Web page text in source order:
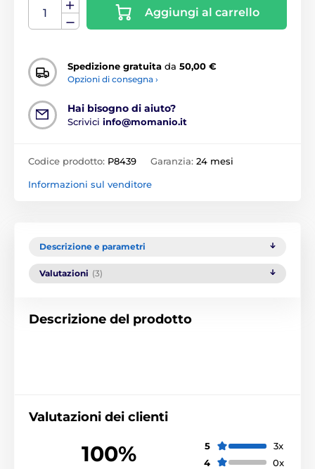
Aggiungi al carrello
Spedizione gratuita da 50,00 €
Opzioni di consegna ›
Hai bisogno di aiuto?
Scrivici info@momanio.it
Codice prodotto: P8439 Garanzia: 24 mesi
Informazioni sul venditore
Descrizione e parametri
Valutazioni (3)
Descrizione del prodotto
Valutazioni dei clienti
100% 5
3x
4
0x